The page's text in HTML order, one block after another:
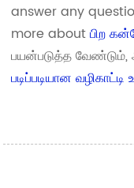
answer any
more aboutபிற
பயன்படுத்த வேண்டும்,
படிப்படியான வழிகாட்டி